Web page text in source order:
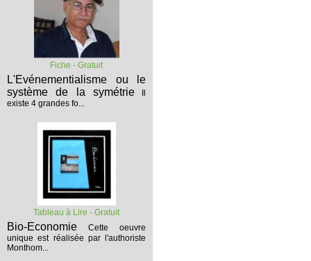
Fiche - Gratuit
L'Evénementialisme ou le
système de la symétrie
existe 4 grandes fo...
Tableau à Lire - Gratuit
Bio-Economie
Cette oeuvre
unique est réalisée par l'authoriste
Monthom...